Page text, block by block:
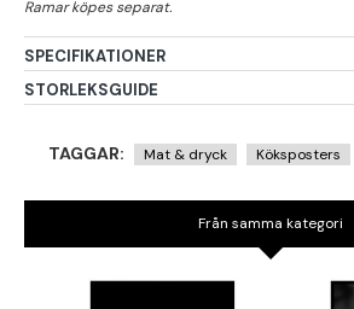
SPECIFIKATIONER
STORLEKSGUIDE
TAGGAR: Mat & dryck Köksposters
Från samma kategori